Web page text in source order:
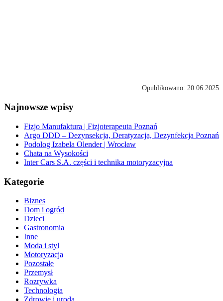
Opublikowano: 20.06.2025
Najnowsze wpisy
Fizjo Manufaktura | Fizjoterapeuta Poznań
Argo DDD – Dezynsekcja, Deratyzacja, Dezynfekcja Poznań
Podolog Izabela Olender | Wrocław
Chata na Wysokości
Inter Cars S.A. części i technika motoryzacyjna
Kategorie
Biznes
Dom i ogród
Dzieci
Gastronomia
Inne
Moda i styl
Motoryzacja
Pozostałe
Przemysł
Rozrywka
Technologia